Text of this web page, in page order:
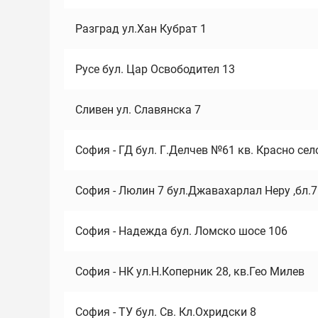
Разград ул.Хан Кубрат 1
Русе бул. Цар Освободител 13
Сливен ул. Славянска 7
София - ГД бул. Г.Делчев №61 кв. Красно
София - Люлин 7 бул.Джавахарлал Неру
София - Надежда бул. Ломско шосе 106
София - НК ул.Н.Коперник 28, кв.Гео Милев
София - ТУ бул. Св. Кл.Охридски 8